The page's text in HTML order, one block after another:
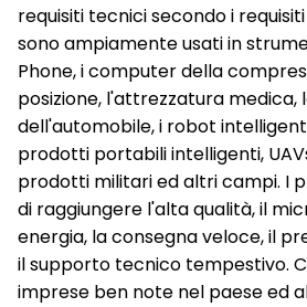
requisiti tecnici secondo i
sono ampiamente usati in
Phone, i computer della
posizione, l'attrezzatura medica,
dell'automobile, i robot
prodotti portabili intelligenti,
prodotti militari ed altri campi. I
di raggiungere l'alta qualità, il
energia, la consegna veloce, il
il supporto tecnico tempestivo.
imprese ben note nel paese ed